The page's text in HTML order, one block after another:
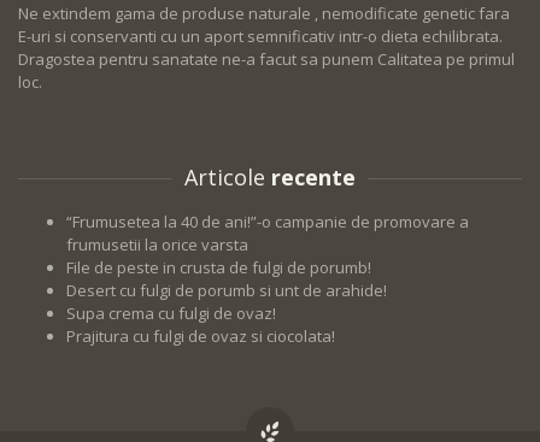
Ne extindem gama de produse naturale , nemodificate genetic fara
E-uri si conservanti cu un aport semnificativ intr-o dieta echilibrata.
Dragostea pentru sanatate ne-a facut sa punem Calitatea pe primul
loc.
Articole recente
“Frumusetea la 40 de ani!”-o campanie de promovare a
frumusetii la orice varsta
File de peste in crusta de fulgi de porumb!
Desert cu fulgi de porumb si unt de arahide!
Supa crema cu fulgi de ovaz!
Prajitura cu fulgi de ovaz si ciocolata!